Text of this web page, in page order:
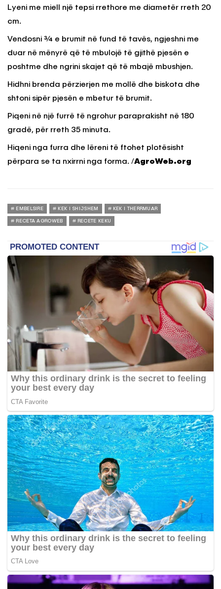
Lyeni me miell një tepsi rrethore me diametër rreth 20
cm.
Vendosni ¾ e brumit në fund të tavës, ngjeshni me
duar në mënyrë që të mbulojë të gjithë pjesën e
poshtme dhe ngrini skajet që të mbajë mbushjen.
Hidhni brenda përzierjen me mollë dhe biskota dhe
shtoni sipër pjesën e mbetur të brumit.
Piqeni në një furrë të ngrohur paraprakisht në 180
gradë, për rreth 35 minuta.
Hiqeni nga furra dhe lëreni të ftohet plotësisht
përpara se ta nxirrni nga forma. /AgroWeb.org
EMBELSIRE KEK I SHIJSHEM KEK I THERRMUAR
RECETA AGROWEB RECETE KEKU